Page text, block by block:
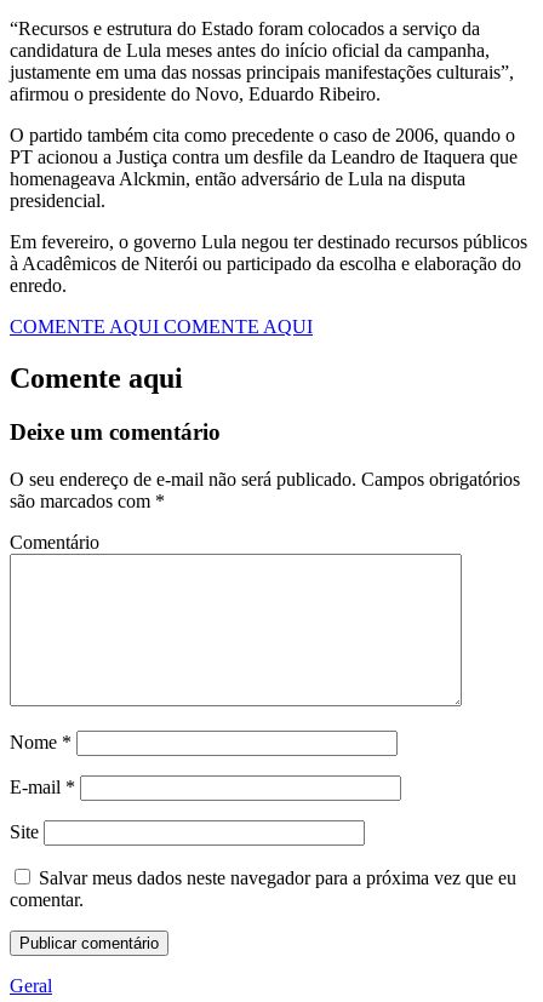
“Recursos e estrutura do Estado foram colocados a serviço da
candidatura de Lula meses antes do início oficial da campanha,
justamente em uma das nossas principais manifestações culturais”,
afirmou o presidente do Novo, Eduardo Ribeiro.
O partido também cita como precedente o caso de 2006, quando o
PT acionou a Justiça contra um desfile da Leandro de Itaquera que
homenageava Alckmin, então adversário de Lula na disputa
presidencial.
Em fevereiro, o governo Lula negou ter destinado recursos públicos
à Acadêmicos de Niterói ou participado da escolha e elaboração do
enredo.
COMENTE AQUI COMENTE AQUI
Comente aqui
Deixe um comentário
O seu endereço de e-mail não será publicado. Campos obrigatórios
são marcados com *
Comentário
Nome *
E-mail *
Site
Salvar meus dados neste navegador para a próxima vez que eu
comentar.
Geral